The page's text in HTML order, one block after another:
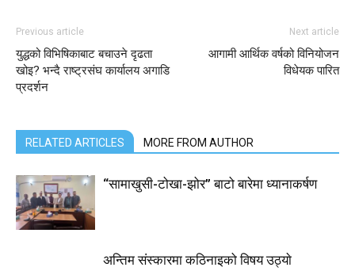
Previous article
युद्धको विभिषिकाबाट बचाउने दृढता
खोइ? भन्दै राष्ट्रसंघ कार्यालय अगाडि
प्रदर्शन
Next article
आगामी आर्थिक वर्षको विनियोजन
विधेयक पारित
RELATED ARTICLES MORE FROM AUTHOR
“सामाखुसी-टोखा-झोर” बाटो बारेमा ध्यानाकर्षण
अन्तिम संस्कारमा कठिनाइको विषय उठ्याे